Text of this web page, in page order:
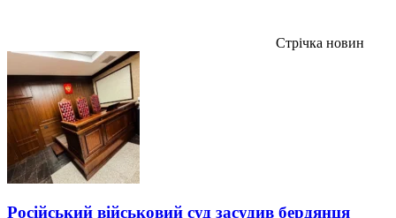
Стрічка новин
Російський військовий суд засудив бердянця